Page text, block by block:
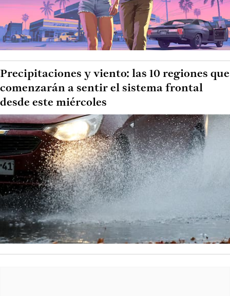
Precipitaciones y viento: las 10 regiones que
comenzarán a sentir el sistema frontal
desde este miércoles